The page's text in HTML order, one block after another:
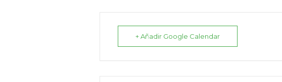
+ Añadir Google Calendar